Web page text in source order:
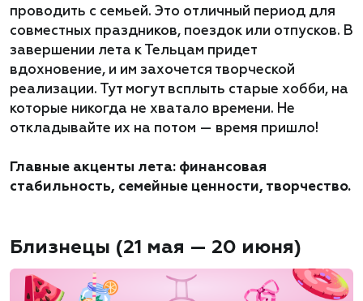
проводить с семьей. Это отличный период для
совместных праздников, поездок или отпусков. В
завершении лета к Тельцам придет
вдохновение, и им захочется творческой
реализации. Тут могут всплыть старые хобби, на
которые никогда не хватало времени. Не
откладывайте их на потом — время пришло!
Главные акценты лета: финансовая
стабильность, семейные ценности, творчество.
Близнецы (21 мая — 20 июня)